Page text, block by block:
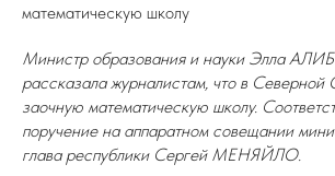
математическую школу
Министр образования и науки Элла
рассказала журналистам, что в Северной
заочную математическую школу.
поручение на аппаратном совещании
глава республики Сергей МЕНЯЙЛО.